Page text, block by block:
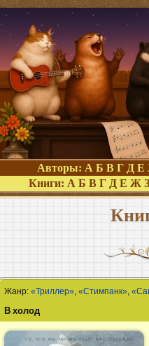
Авторы: А Б В Г Д Е
Книги: А Б В Г Д Е Ж З
Жанр:«Триллер»,«Стимпанк»,
В холод